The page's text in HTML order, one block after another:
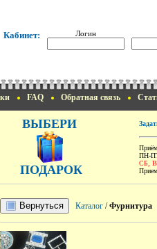
Кабинет: Логин
FAQ Обратная связь
ВЫБЕРИ
ПОДАРОК
ПН-
СБ,
Вернуться Каталог /Фурнитура